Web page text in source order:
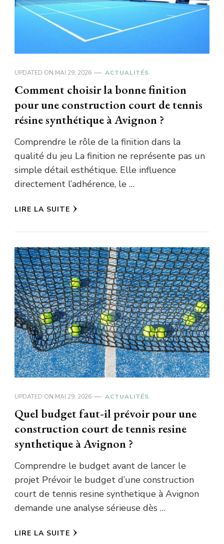
UPDATED ON MAI 29, 2026 ACTUALITÉS
Comment choisir la bonne finition
pour une construction court de tennis
résine synthétique à Avignon ?
Comprendre le rôle de la finition dans la
qualité du jeu La finition ne représente pas un
simple détail esthétique. Elle influence
directement l’adhérence, le …
LIRE LA SUITE
UPDATED ON MAI 29, 2026 ACTUALITÉS
Quel budget faut-il prévoir pour une
construction court de tennis resine
synthetique à Avignon ?
Comprendre le budget avant de lancer le
projet Prévoir le budget d’une construction
court de tennis resine synthetique à Avignon
demande une analyse sérieuse dès …
LIRE LA SUITE